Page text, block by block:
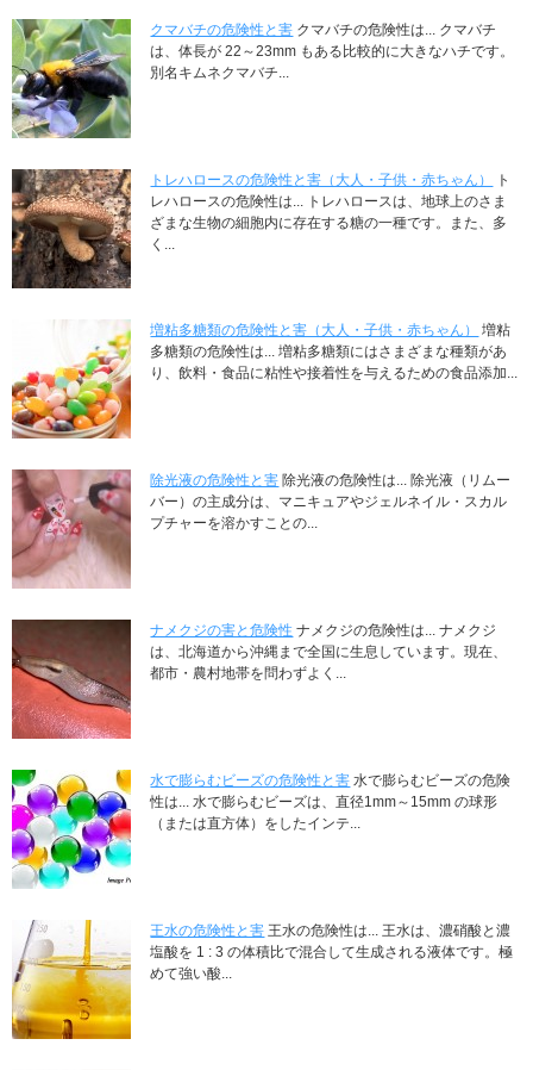
クマバチの危険性と害 クマバチの危険性は... クマバチ
は、体長が 22～23mm もある比較的に大きなハチです。
別名キムネクマバチ...
トレハロースの危険性と害（大人・子供・赤ちゃん）
ト
レハロースの危険性は... トレハロースは、地球上のさま
ざまな生物の細胞内に存在する糖の一種です。また、多
く...
増粘多糖類の危険性と害（大人・子供・赤ちゃん）
増粘
多糖類の危険性は... 増粘多糖類にはさまざまな種類があ
り、飲料・食品に粘性や接着性を与えるための食品添加...
除光液の危険性と害 除光液の危険性は... 除光液（リムー
バー）の主成分は、マニキュアやジェルネイル・スカル
プチャーを溶かすことの...
ナメクジの害と危険性 ナメクジの危険性は... ナメクジ
は、北海道から沖縄まで全国に生息しています。現在、
都市・農村地帯を問わずよく...
水で膨らむビーズの危険性と害 水で膨らむビーズの危険
性は... 水で膨らむビーズは、直径1mm～15mm の球形
（または直方体）をしたインテ...
王水の危険性と害 王水の危険性は... 王水は、濃硝酸と濃
塩酸を 1 : 3 の体積比で混合して生成される液体です。極
めて強い酸...